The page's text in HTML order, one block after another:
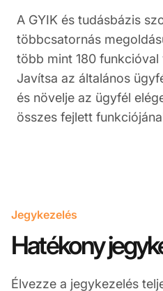
A GYIK és tudásbázis
többcsatornás
több mint 180 funkcióval
Javítsa az általános
és növelje az ügyfél
összes fejlett
Jegykezelés
Hatékony
Élvezze a jegykezelés